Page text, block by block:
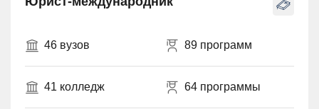
46 вузов 89 программ
41 колледж 64 программы